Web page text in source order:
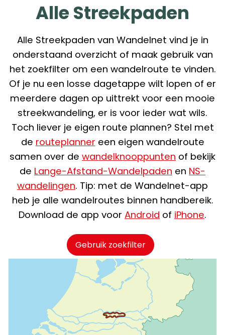
Alle Streekpaden
Alle Streekpaden van Wandelnet vind je in
onderstaand overzicht of maak gebruik van
het zoekfilter om een wandelroute te vinden.
Of je nu een losse dagetappe wilt lopen of er
meerdere dagen op uittrekt voor een mooie
streekwandeling, er is voor ieder wat wils.
Toch liever je eigen route plannen? Stel met
de routeplanner een eigen wandelroute
samen over de wandelknooppunten of bekijk
de Lange-Afstand-Wandelpaden en NS-
wandelingen. Tip: met de Wandelnet-app
heb je alle wandelroutes binnen handbereik.
Download de app voor Android of iPhone.
Gebruik zoekfilter